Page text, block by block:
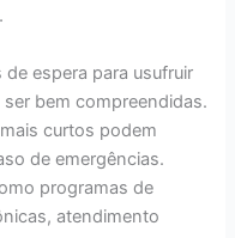
espera para usufruir
bem compreendidas.
curtos podem
de emergências.
programas de
atendimento